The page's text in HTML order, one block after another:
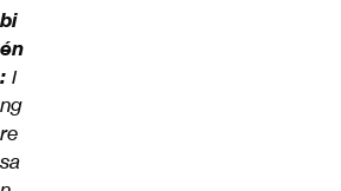
bi
én
: I
ng
re
sa